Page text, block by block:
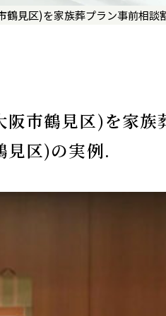
鶴見区)を家族葬プラン事前相
阪市鶴見区)を家
見区)の実例.